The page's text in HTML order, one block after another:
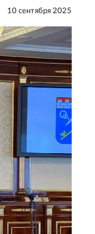
10 сентября 2025